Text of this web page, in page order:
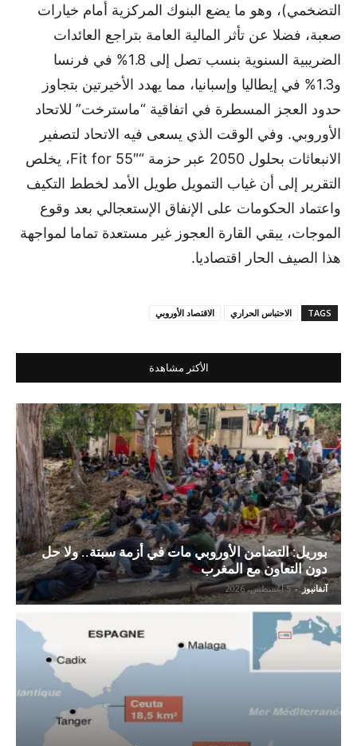
التضخمي)، وهو ما يضع البنوك المركزية أمام خيارات
صعبة، فضلا عن تأثر المالية العامة بتراجع العائدات
الضريبية السنوية بنسب تصل إلى 1.8% في فرنسا
و1.3% في إيطاليا وإسبانيا، مما يهدد الأخيرتين بتجاوز
حدود العجز المسطرة في اتفاقية “ماسترخت” للاتحاد
الأوروبي. وفي الوقت الذي يسعى فيه الاتحاد لتصفير
الانبعاثات بحلول 2050 عبر حزمة “Fit for 55″، يخلص
التقرير إلى أن غياب التمويل طويل الأمد لخطط التكيف
واعتماد الحكومات على الإنفاق الإستعجالي بعد وقوع
الموجات، يبقي القارة العجوز غير مستعدة تماما لمواجهة
هذا الصيف الحار اقتصاديا.
TAGS الاحتباس الحراري الاقتصاد الأوروبي
الأكثر مشاهدة
بوريل: التضامن الأوروبي مات في أزمة سبتة.. ولا حل
دون التعاون مع المغرب
آنفانيوز - 5 أغسطس، 2026